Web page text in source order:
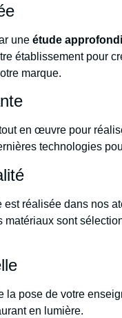
uneétude
établissement pour
marque.
en œuvre pour
technologies
est réalisée dans nos
matériaux sont
la pose de votre
en lumière.